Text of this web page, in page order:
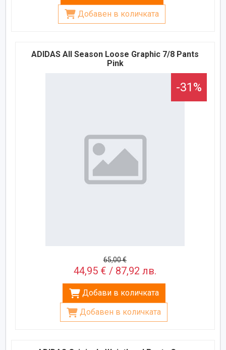
Добавен в количката
ADIDAS All Season Loose Graphic 7/8 Pants
Pink
-31%
65,00 €
44,95 € / 87,92 лв.
Добави в количката
Добавен в количката